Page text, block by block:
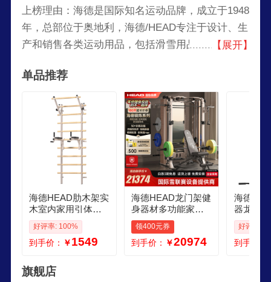
上榜理由：海德是国际知名运动品牌，成立于1948
年，总部位于奥地利，海德/HEAD专注于设计、生
产和销售各类运动用品，包括滑雪用品、网球用
力于为运动员和运动爱好者提供高品质、功能性强
且时尚感十足的运动装备，让他们在享受运动的同
时，也能展现自我风格。
【展开】
单品推荐
海德HEAD肋木架实
木室内家用引体向
上健身器材多功能
综合训练器康复拉
伸 实木肋木架时尚
上架
好评率: 100%
到手价： ￥1549
海德HEAD龙门架健
身器材多功能家用
飞鸟综合训练器卧
推架镜炼系列力量
站 顶配款180KG精
领400元券
到手价： ￥20974
海德
器龙门
用单人
多功能
款香槟
好评率:
到手价：
旗舰店